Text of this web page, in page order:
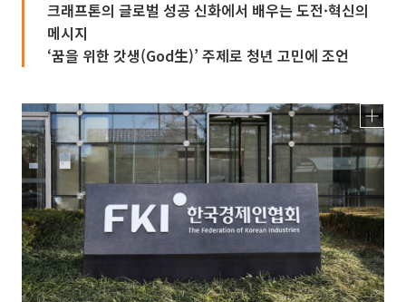
크래프톤의 글로벌 성공 신화에서 배우는 도전·혁신의
메시지
‘꿈을 위한 갓생(God生)’ 주제로 청년 고민에 조언